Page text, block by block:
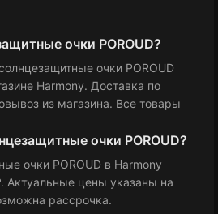
очки POROUD?
очки POROUD
Harmony. Доставка по
из магазина. Все товары
очки POROUD?
очки POROUD в Harmony
. Актуальные цены указаны на
рассрочка.